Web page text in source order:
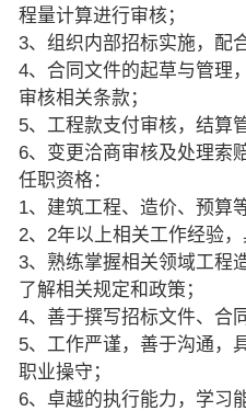
程量计算进行审核；
3、组织内部招标实施，配
4、合同文件的起草与管理
审核相关条款；
5、工程款支付审核，结算
6、变更洽商审核及处理索
任职资格：
1、建筑工程、造价、预算
2、2年以上相关工作经验，
3、熟练掌握相关领域工程
了解相关规定和政策；
4、善于撰写招标文件、合
5、工作严谨，善于沟通，
职业操守；
6、卓越的执行能力，学习